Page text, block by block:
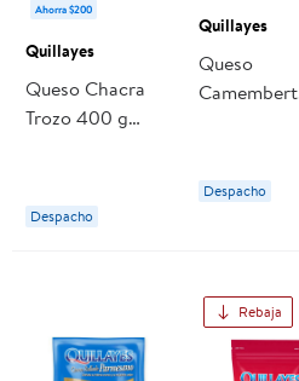
Ahorra $200
Quillayes
Queso Chacra
Trozo 400 g
Despacho
Quillayes
Queso
Camembert
Despacho
Rebaja